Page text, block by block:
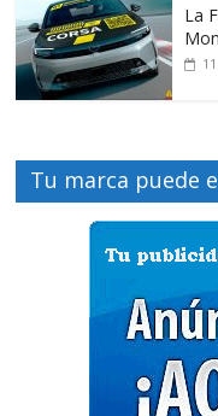
La
Tu marca puede